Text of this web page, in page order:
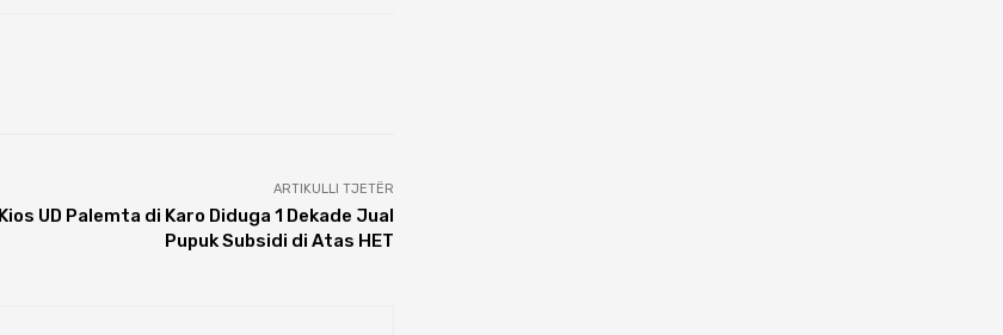
ARTIKULLI TJETËR
Kios UD Palemta di Karo Diduga 1 Dekade Jual
Pupuk Subsidi di Atas HET